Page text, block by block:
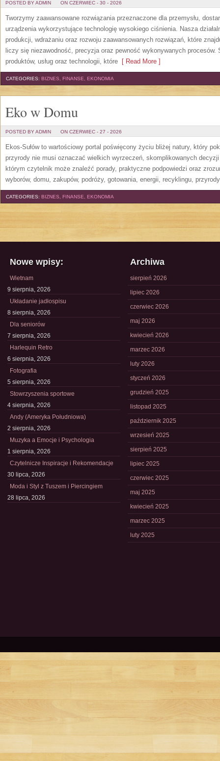
POSTED BY ADMIN ON CZERWIEC - 30 - 2026
Tworzymy zaawansowane rozwiązania przeznaczone dla przemysłu,
urządzenia wykorzystujące technologię wysokiego ciśnienia. Nasza
produkcji, wdrażaniu oraz rozwoju zaawansowanych rozwiązań, które
liczy się niezawodność, precyzja oraz pewność wykonywanych procesów.
produktów, usług oraz technologii, które [ Read More ]
CATEGORIES: BIZNES, FINANSE, EKONOMIA
Eko w Domu
POSTED BY ADMIN ON CZERWIEC - 27 - 2026
Ekos-Sułów to wartościowy portal poświęcony życiu bliżej natury, który
przyrody nie musi oznaczać wielkich wyrzeczeń, skomplikowanych
którym czytelnik może znaleźć porady, praktyczne podpowiedzi oraz
wyborów, domu, zakupów, podróży, gotowania, energii, recyklingu,
CATEGORIES: BIZNES, FINANSE, EKONOMIA
Nowe wpisy:
Wietnam
9 sierpnia, 2026
Układanie jadłospisu
8 sierpnia, 2026
Dla seniorów
7 sierpnia, 2026
Harlequin Retro
6 sierpnia, 2026
Fotografia
5 sierpnia, 2026
Stowrzyszenia sportowe
4 sierpnia, 2026
Andy (Ameryka Południowa)
2 sierpnia, 2026
Muzyka a Emocje i Psychologia
1 sierpnia, 2026
Czytelnicze Inspiracje i Rekomendacje
30 lipca, 2026
Moda i Styl z Tuszem i Piercingiem
28 lipca, 2026
Archiwa
sierpień 2026
lipiec 2026
czerwiec 2026
maj 2026
kwiecień 2026
marzec 2026
luty 2026
styczeń 2026
grudzień 2025
listopad 2025
październik 2025
wrzesień 2025
sierpień 2025
lipiec 2025
czerwiec 2025
maj 2025
kwiecień 2025
marzec 2025
luty 2025